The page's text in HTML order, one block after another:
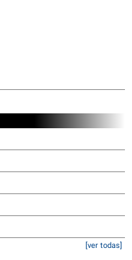
[ver todas]